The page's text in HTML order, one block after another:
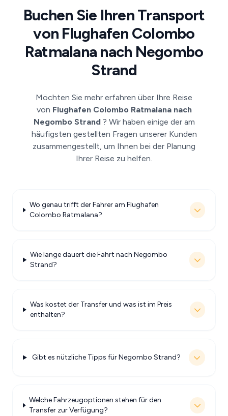
Buchen Sie Ihren Transport
von Flughafen Colombo
Ratmalana nach Negombo
Strand
Möchten Sie mehr erfahren über Ihre Reise
von Flughafen Colombo Ratmalana nach
Negombo Strand ? Wir haben einige der am
häufigsten gestellten Fragen unserer Kunden
zusammengestellt, um Ihnen bei der Planung
Ihrer Reise zu helfen.
Wo genau trifft der Fahrer am Flughafen
Colombo Ratmalana?
Wie lange dauert die Fahrt nach Negombo
Strand?
Was kostet der Transfer und was ist im Preis
enthalten?
Gibt es nützliche Tipps für Negombo Strand?
Welche Fahrzeugoptionen stehen für den
Transfer zur Verfügung?